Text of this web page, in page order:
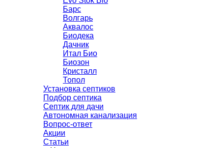
Барс
Волгарь
Аквалос
Биодека
Дачник
Итал Био
Биозон
Кристалл
Топол
Установка септиков
Подбор септика
Септик для дачи
Автономная канализация
Вопрос-ответ
Акции
Статьи